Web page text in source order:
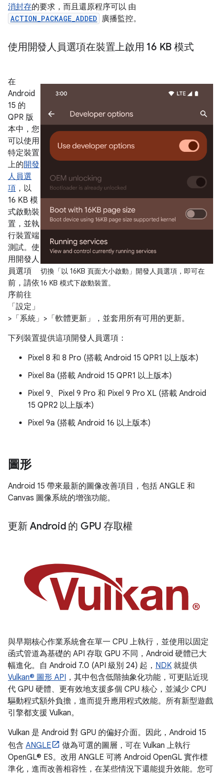
消封存的要求，而且還原程序可以 由
ACTION_PACKAGE_ADDED 廣播監控。
使用開發人員選項在裝置上啟用 16 KB 模式
切換「以 16KB 頁面大小啟動」 開發人員選項，即可在
16 KB 模式下啟動裝置。
在
Android
15 的
QPR 版
本中，您
可以使用
特定裝置
上的開發
人員選
項 ，以
16 KB 模
式啟動裝
置，並執
行裝置端
測試。使
用開發人
員選項
前，請依
序前往
「設定」
>「系統」>「軟體更新」
，並套用所有可用的更新。
下列裝置提供這項開發人員選項：
Pixel 8 和 8 Pro (搭載 Android 15 QPR1 以上版本)
Pixel 8a (搭載 Android 15 QPR1 以上版本)
Pixel 9、Pixel 9 Pro 和 Pixel 9 Pro XL (搭載 Android
15 QPR2 以上版本)
Pixel 9a (搭載 Android 16 以上版本)
圖形
Android 15 帶來最新的圖像改善項目，包括 ANGLE 和
Canvas 圖像系統的增強功能。
更新 Android 的 GPU 存取權
與早期核心作業系統會在單一 CPU 上執行，並使用以固定
函式管道為基礎的 API 存取 GPU 不同，Android 硬體已大
幅進化。自 Android 7.0 (API 級別 24) 起， NDK 就提供
Vulkan® 圖形 API ，其中包含低階抽象化功能，可更貼近現
代 GPU 硬體、更有效地支援多個 CPU 核心，並減少 CPU
驅動程式額外負擔，進而提升應用程式效能。所有新型遊戲
引擎都支援 Vulkan。
Vulkan 是 Android 對 GPU 的偏好介面。因此，Android 15
包含 ANGLE
做為可選的圖層，可在 Vulkan 上執行
OpenGL® ES。改用 ANGLE 可將 Android OpenGL 實作標
準化，進而改善相容性，在某些情況下還能提升效能。您可